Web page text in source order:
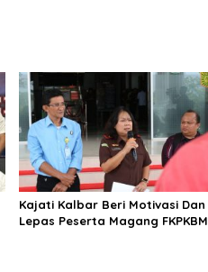
Kajati Kalbar Beri Motivasi Dan
Lepas Peserta Magang FKPKBM